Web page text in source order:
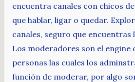
encuentra canales con chicos
que hablar, ligar o quedar.
canales, seguro que encuentras
Los moderadores son el engine
personas las cuales los
función de moderar, por algo